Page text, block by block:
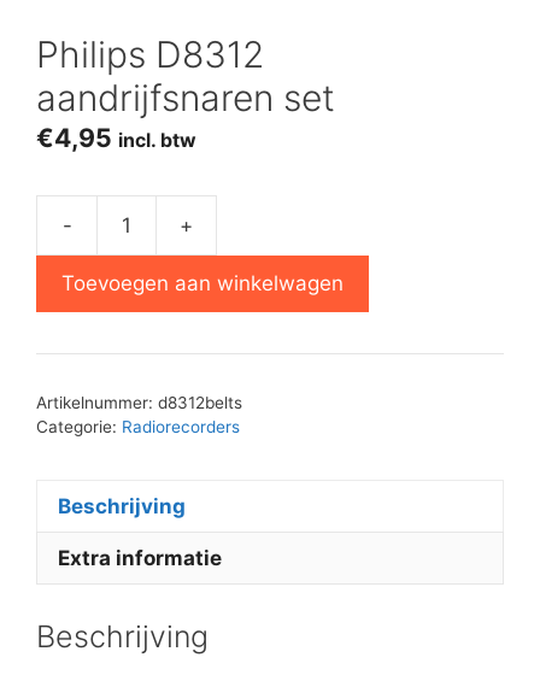
Philips D8312
aandrijfsnaren set
€4,95 incl. btw
-
aandrijfsnaren
aantal
+
Toevoegen aan winkelwagen
Artikelnummer: d8312belts
Categorie: Radiorecorders
Beschrijving
Extra informatie
Beschrijving